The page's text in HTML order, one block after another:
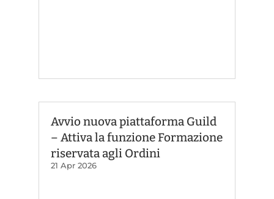
Avvio nuova piattaforma Guild
– Attiva la funzione Formazione
riservata agli Ordini
21 Apr 2026